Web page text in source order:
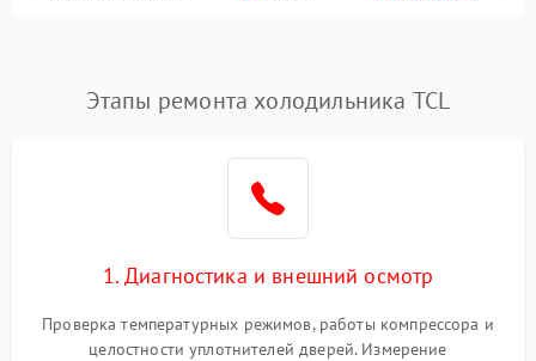
Поломка системы No Frost 2600 ₽ Подробнее →
работе
2000 ₽ Подробнее →
Этапы ремонта холодильника TCL
1. Диагностика и внешний осмотр
Проверка температурных режимов, работы компрессора и
целостности уплотнителей дверей. Измерение